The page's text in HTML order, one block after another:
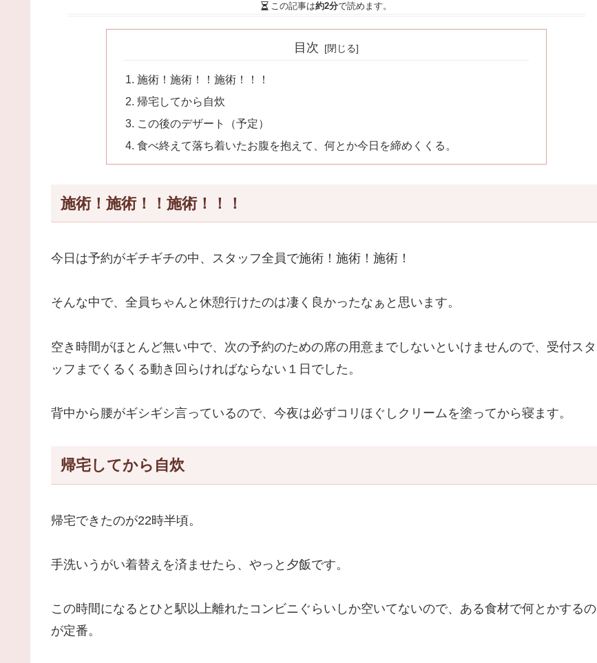
この記事は約2分で読めます。
目次
施術！施術！！施術！！！
帰宅してから自炊
この後のデザート（予定）
食べ終えて落ち着いたお腹を抱えて、何とか今日を締めくくる。
施術！施術！！施術！！！
今日は予約がギチギチの中、スタッフ全員で施術！施術！施術！
そんな中で、全員ちゃんと休憩行けたのは凄く良かったなぁと思います。
空き時間がほとんど無い中で、次の予約のための席の用意までしないといけませんので、受付スタ
ッフまでくるくる動き回らければならない１日でした。
背中から腰がギシギシ言っているので、今夜は必ずコリほぐしクリームを塗ってから寝ます。
帰宅してから自炊
帰宅できたのが22時半頃。
手洗いうがい着替えを済ませたら、やっと夕飯です。
この時間になるとひと駅以上離れたコンビニぐらいしか空いてないので、ある食材で何とかするの
が定番。